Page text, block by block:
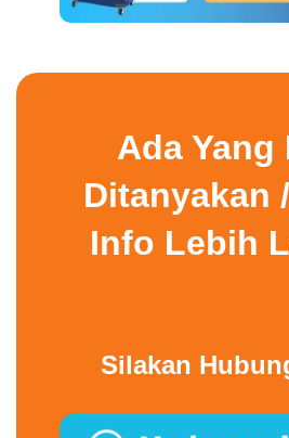
Ada Yang
Ditanyakan
Info Lebih
Silakan